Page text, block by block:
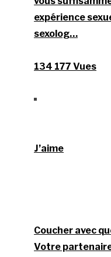
expérience
sexolog…
134 177 Vues
J’aime
Coucher avec
Votre